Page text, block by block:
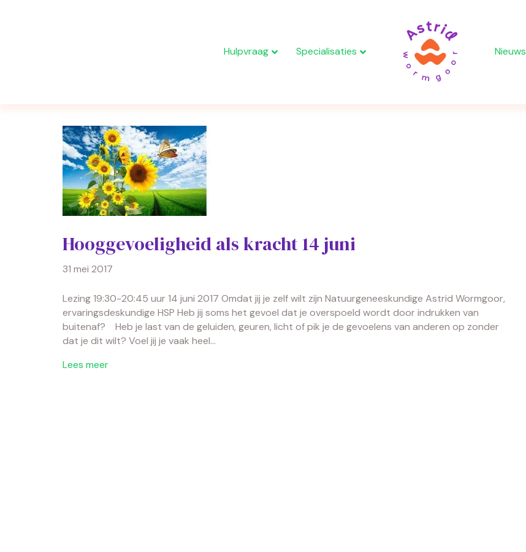
Hulpvraag Specialisaties Nieuws
Hooggevoeligheid als kracht 14 juni
31 mei 2017
Lezing 19:30-20:45 uur 14 juni 2017 Omdat jij je zelf wilt zijn Natuurgeneeskundige Astrid Wormgoor,
ervaringsdeskundige HSP Heb jij soms het gevoel dat je overspoeld wordt door indrukken van
buitenaf? Heb je last van de geluiden, geuren, licht of pik je de gevoelens van anderen op zonder
dat je dit wilt? Voel jij je vaak heel…
Lees meer